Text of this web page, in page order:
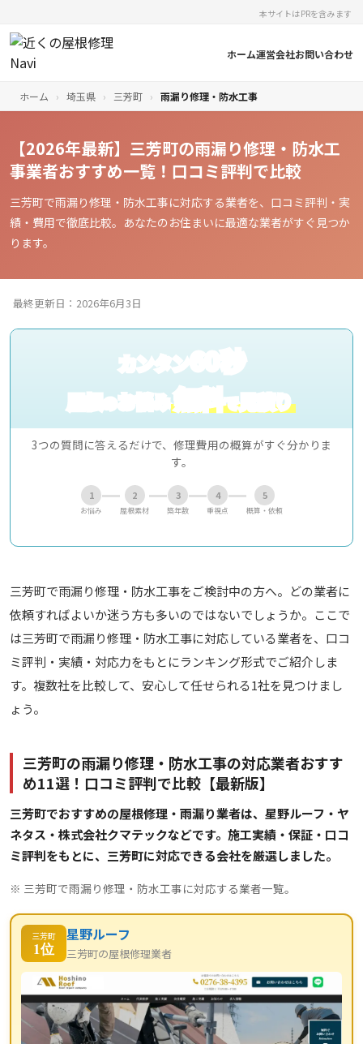
本サイトはPRを含みます
ホーム運営会社お問い合わせ
ホーム › 埼玉県 › 三芳町 › 雨漏り修理・防水工事
【2026年最新】三芳町の雨漏り修理・防水工
事業者おすすめ一覧！口コミ評判で比較
三芳町で雨漏り修理・防水工事に対応する業者を、口コミ評判・実
績・費用で徹底比較。あなたのお住まいに最適な業者がすぐ見つか
ります。
最終更新日：2026年6月3日
カンタン60秒
屋根のお悩み無料で見積り
3つの質問に答えるだけで、修理費用の概算がすぐ分かりま
す。
1
お悩み
2
屋根素材
3
築年数
4
重視点
5
概算・依頼
三芳町で雨漏り修理・防水工事をご検討中の方へ。どの業者に
依頼すればよいか迷う方も多いのではないでしょうか。ここで
は三芳町で雨漏り修理・防水工事に対応している業者を、口コ
ミ評判・実績・対応力をもとにランキング形式でご紹介しま
す。複数社を比較して、安心して任せられる1社を見つけまし
ょう。
三芳町の雨漏り修理・防水工事の対応業者おすす
め11選！口コミ評判で比較【最新版】
三芳町でおすすめの屋根修理・雨漏り業者は、星野ルーフ・ヤ
ネタス・株式会社クマテックなどです。施工実績・保証・口コ
ミ評判をもとに、三芳町に対応できる会社を厳選しました。
※ 三芳町で雨漏り修理・防水工事に対応する業者一覧。
三芳町
1位
星野ルーフ
三芳町の屋根修理業者